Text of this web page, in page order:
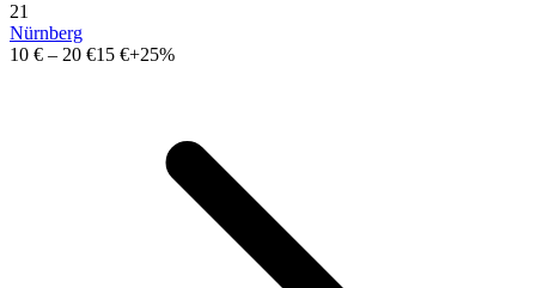
21
Nürnberg
10 € – 20 €15 €+25%